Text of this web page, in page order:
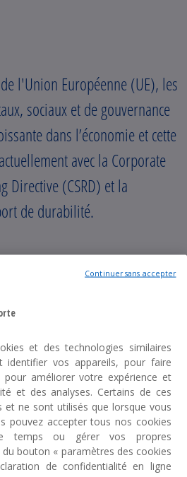
l'Union Européenne (UE), les
sociaux et de gouvernance
dans l’économie et cette
avec la Corporate
Directive (CSRD) et la
de durabilité.
la directive CSRD ?
et une révision majeure
sur la publication
(NFRD). Elle vise à
la comparabilité et la
et des technologies similaires
identifier vos appareils, pour faire
améliorer votre expérience et
et des analyses. Certains de ces
et ne sont utilisés que lorsque vous
pouvez accepter tous nos cookies
temps ou gérer vos propres
bouton « paramètres des cookies
de confidentialité en ligne
Continuer sans accepter